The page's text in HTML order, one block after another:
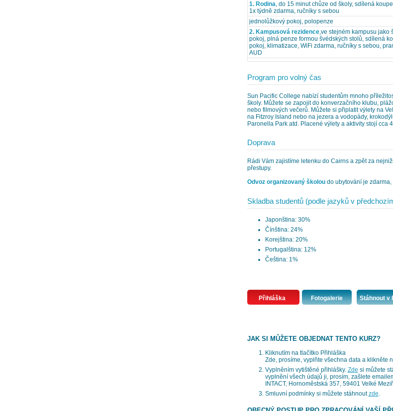
1. Rodina, do 15 minut chůze od školy, sdílená
1x týdně zdarma, ručníky s sebou
jednolůžkový pokoj, polopenze
2. Kampusová rezidence,ve stejném kampusu jako
pokoj, plná penze formou švédských stolů, sdílená
pokoj, klimatizace, WiFi zdarma, ručníky s sebou,
AUD
Program pro volný čas
Sun Pacific College nabízí studentům mnoho
školy. Můžete se zapojit do konverzačního klubu,
nebo filmových večerů. Můžete si připlatit výlety na
na Fitzroy Island nebo na jezera a vodopády,
Paronella Park atd. Placené výlety a aktivity stojí cca
Doprava
Rádi Vám zajistíme letenku do Cairns a zpět za
přestupy.
Odvoz organizovaný školoudo ubytování je zdarma,
Skladba studentů (podle jazyků v
Japonština: 30%
Čínština: 24%
Korejština: 20%
Portugalština: 12%
Čeština: 1%
Přihláška Fotogalerie Stáhnout v
JAK SI MŮŽETE OBJEDNAT TENTO KURZ?
Kliknutím na tlačítko Přihláška
Zde, prosíme, vyplňte všechna data a klikněte
Vyplněním vytištěné přihlášky. Zde si můžete
vyplnění všech údajů ji, prosím, zašlete
INTACT, Hornoměstská 357, 59401 Velké
Smluvní podmínky si můžete stáhnoutzde